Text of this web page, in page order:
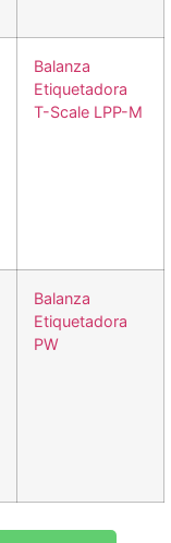
Balanza
Etiquetadora
T-Scale LPP-M
Balanza
Etiquetadora
PW